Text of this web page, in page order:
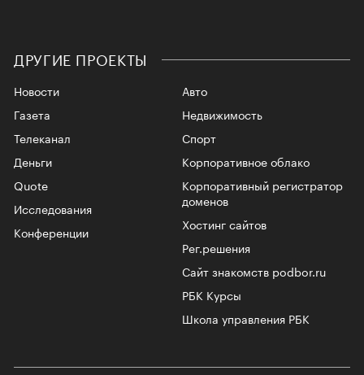
ДРУГИЕ ПРОЕКТЫ
Новости
Газета
Телеканал
Авто
Недвижимость
Спорт
Корпоративное облако
Корпоративный регистратор
доменов
Хостинг сайтов
Рег.решения
Сайт знакомств podbor.ru
РБК Курсы
Школа управления РБК
Деньги
Quote
Исследования
Конференции